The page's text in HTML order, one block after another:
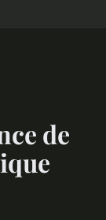
de